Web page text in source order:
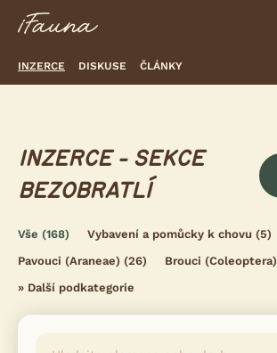
INZERCE DISKUSE ČLÁNKY
INZERCE - SEKCE
BEZOBRATLÍ
Vše (168) Vybavení a pomůcky k chovu (5)
Pavouci (Araneae) (26) Brouci (Coleoptera)
» Další podkategorie